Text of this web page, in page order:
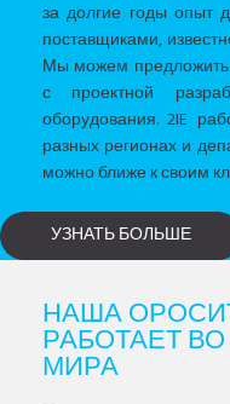
за долгие годы опыт
поставщиками,
Мы можем предложить
с проектной
оборудования. 2IE
разных регионах и
можно ближе к своим
УЗНАТЬ БОЛЬШЕ
НАША
РАБОТАЕТ
МИРА